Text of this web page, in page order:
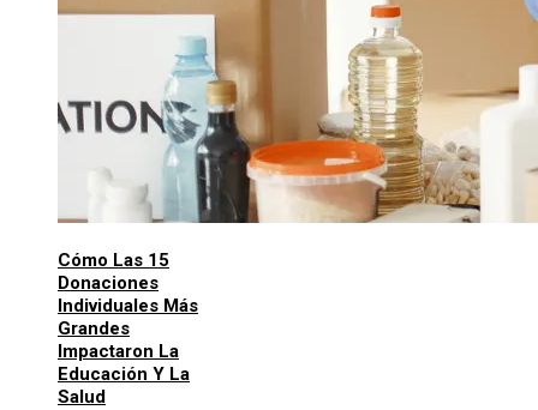
Cómo Las 15
Donaciones
Individuales Más
Grandes
Impactaron La
Educación Y La
Salud